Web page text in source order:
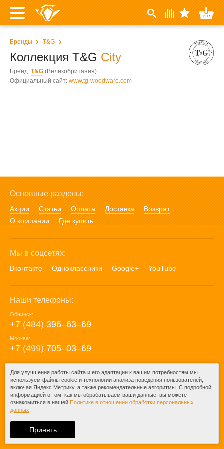
Бренды T&G
Коллекция T&G City
Бренд: T&G (Великобритания)
Официальный сайт: www.tg-woodware.com
Основные разделы:
Акции Статьи Оплата Доставка
Возврат
О компании
Где купить
Мы в соцсетях:
Вконтакте Одноклассники Google+ YouTube
Наши телефоны:
Обнинск:
+7 (484) 396‒63‒69
Москва:
+7 (499) 705‒03‒69
E-mail:
mail@posuda40.ru
При любом копировании информации
ссылка на
Для улучшения работы сайта и его адаптации к вашим потребностям мы
используем файлы cookie и технологии анализа поведения пользователей,
включая Яндекс Метрику, а также рекомендательные алгоритмы. С подробной
информацией о том, как мы обрабатываем ваши данные, вы можете
ознакомиться в нашей Политике в отношении обработки персональных
данных
Принять